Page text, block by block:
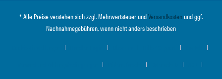
* Alle Preise verstehen sich zzgl. Mehrwertsteuer undVersandkostenund ggf.
Nachnahmegebühren, wenn nicht anders beschrieben